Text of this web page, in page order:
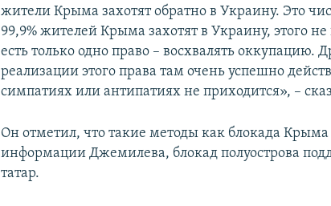
жители Крыма захотят обратно в Украину. Это
99,9% жителей Крыма захотят в Украину, этого
есть только одно право – восхвалять оккупацию.
реализации этого права там очень успешно
симпатиях или антипатиях не приходится», –
Он отметил, что такие методы как блокада
информации Джемилева, блокад полуострова
татар.